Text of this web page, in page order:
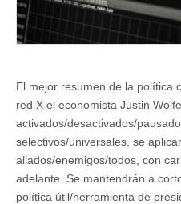
El mejor resumen de la política
red X el economista Justin
activados/desactivados/
selectivos/universales, se
aliados/enemigos/todos, con
adelante. Se mantendrán a
política útil/herramienta de